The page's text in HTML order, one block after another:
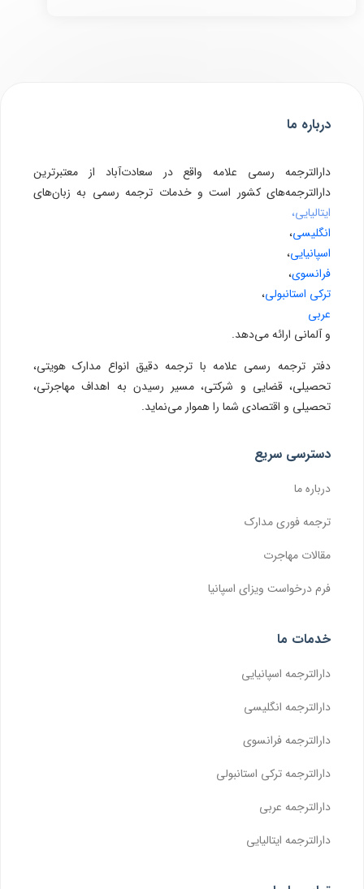
درباره ما
دارالترجمه رسمی علامه واقع در سعادت‌آباد از معتبرترین
دارالترجمه‌های کشور است و خدمات ترجمه رسمی به زبان‌های
ایتالیایی،
انگلیسی،
اسپانیایی،
فرانسوی،
ترکی استانبولی،
عربی
و آلمانی ارائه می‌دهد.
دفتر ترجمه رسمی علامه با ترجمه دقیق انواع مدارک هویتی،
تحصیلی، قضایی و شرکتی، مسیر رسیدن به اهداف مهاجرتی،
تحصیلی و اقتصادی شما را هموار می‌نماید.
دسترسی سریع
درباره ما
ترجمه فوری مدارک
مقالات مهاجرت
فرم درخواست ویزای اسپانیا
خدمات ما
دارالترجمه اسپانیایی
دارالترجمه انگلیسی
دارالترجمه فرانسوی
دارالترجمه ترکی استانبولی
دارالترجمه عربی
دارالترجمه ایتالیایی